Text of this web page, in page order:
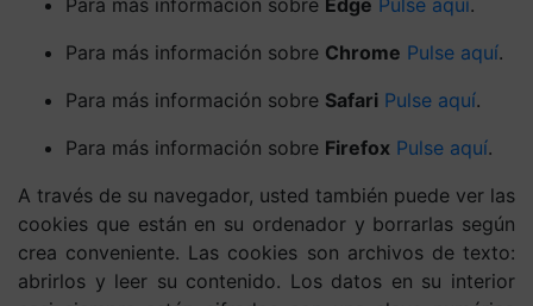
Para más información sobre Edge Pulse aquí.
Para más información sobre Chrome Pulse aquí.
Para más información sobre Safari Pulse aquí­.
Para más información sobre Firefox Pulse aquí­.
A través de su navegador, usted también puede ver las
cookies que están en su ordenador y borrarlas según
crea conveniente. Las cookies son archivos de texto:
abrirlos y leer su contenido. Los datos en su interior